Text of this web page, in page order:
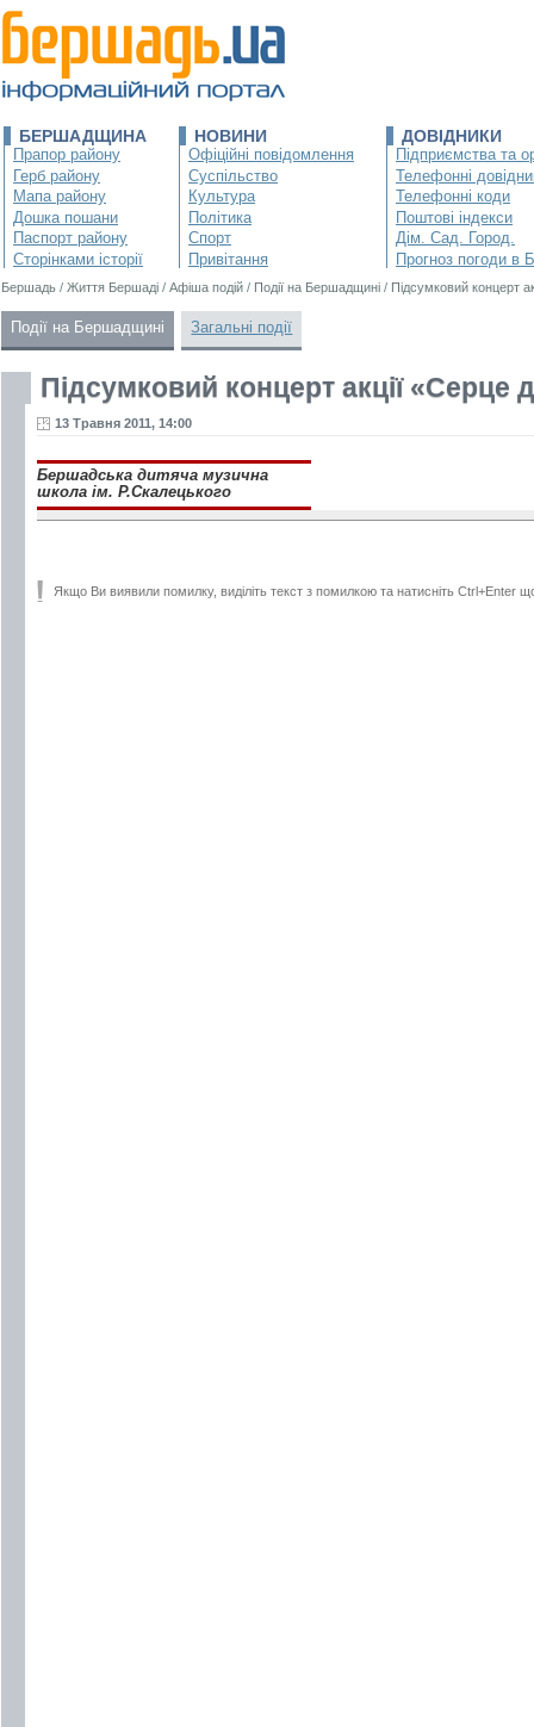
БЕРШАДЩИНА
Прапор району
Герб району
Мапа району
Дошка пошани
Паспорт району
Сторінками історії
НОВИНИ
Офіційні повідомлення
Суспільство
Культура
Політика
Спорт
Привітання
ДОВІДНИКИ
Підприємства та
Телефонні
Телефонні коди
Поштові індекси
Дім. Сад. Город.
Прогноз погоди в
Бершадь / Життя Бершаді / Афіша подій / Події на Бершадщині / Підсумковий концерт
Події на Бершадщині Загальні події
Підсумковий концерт акції «Серце
13 Травня 2011, 14:00
Бершадська дитяча музична
школа ім. Р.Скалецького
Якщо Ви виявили помилку, виділіть текст з помилкою та натисніть Ctrl+Enter